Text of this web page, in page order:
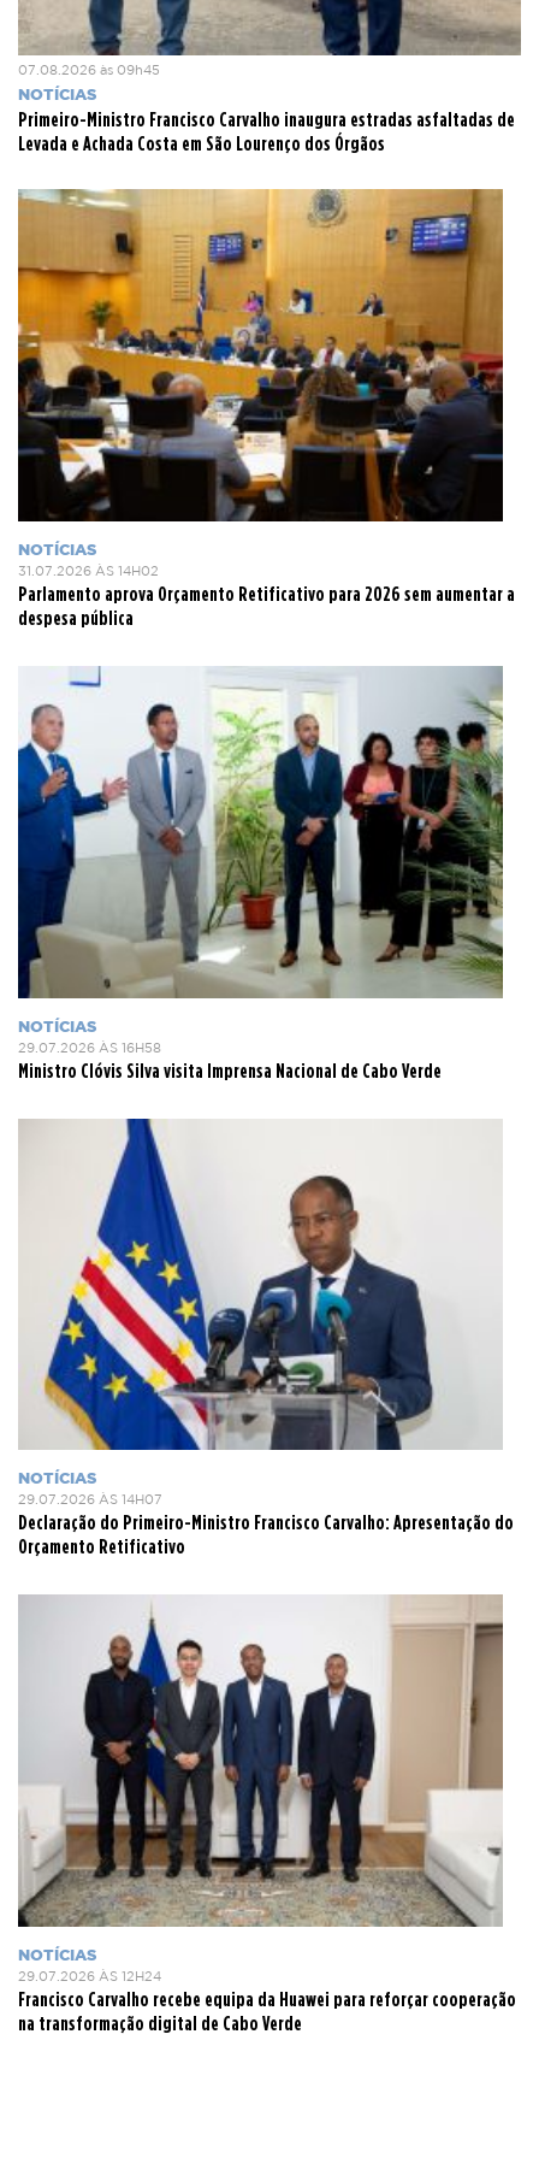
07.08.2026 às 09h45
NOTÍCIAS
Primeiro-Ministro Francisco Carvalho inaugura estradas asfaltadas de
Levada e Achada Costa em São Lourenço dos Órgãos
NOTÍCIAS
31.07.2026 ÀS 14H02
Parlamento aprova Orçamento Retificativo para 2026 sem aumentar a
despesa pública
NOTÍCIAS
29.07.2026 ÀS 16H58
Ministro Clóvis Silva visita Imprensa Nacional de Cabo Verde
NOTÍCIAS
29.07.2026 ÀS 14H07
Declaração do Primeiro-Ministro Francisco Carvalho: Apresentação do
Orçamento Retificativo
NOTÍCIAS
29.07.2026 ÀS 12H24
Francisco Carvalho recebe equipa da Huawei para reforçar cooperação
na transformação digital de Cabo Verde